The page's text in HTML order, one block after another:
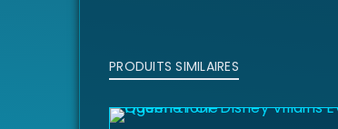
PRODUITS SIMILAIRES